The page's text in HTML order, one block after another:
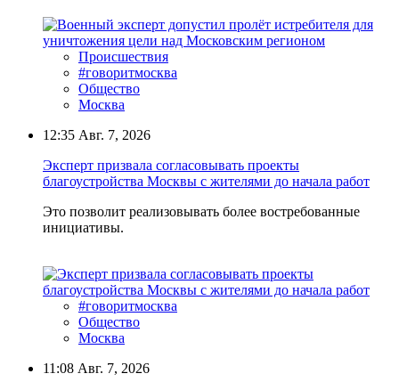
Происшествия
#говоритмосква
Общество
Москва
12:35 Авг. 7, 2026
Эксперт призвала согласовывать проекты
благоустройства Москвы с жителями до начала работ
Это позволит реализовывать более востребованные
инициативы.
#говоритмосква
Общество
Москва
11:08 Авг. 7, 2026